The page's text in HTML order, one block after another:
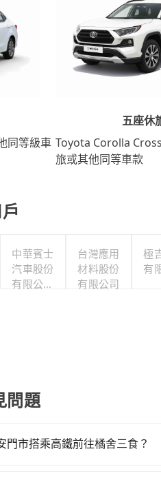
同等級車
五座休
Toyota Corolla
旅或其他同等車款
中華賓士
汽車股份
有限公司
台灣應用
材料股份
有限公司
極
有
問題
門市搭乘高鐵前往橘舍三食？